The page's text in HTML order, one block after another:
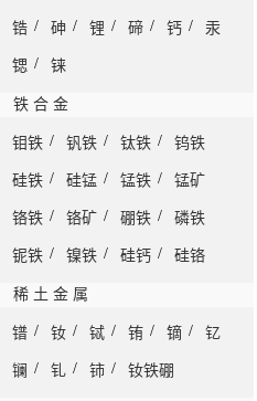
锆 / 砷 / 锂 / 碲 / 钙 / 汞
锶 / 铼
铁 合 金
钼铁 / 钒铁 / 钛铁 / 钨铁
硅铁 / 硅锰 / 锰铁 / 锰矿
铬铁 / 铬矿 / 硼铁 / 磷铁
铌铁 / 镍铁 / 硅钙 / 硅铬
稀 土 金 属
镨 / 钕 / 铽 / 铕 / 镝 / 钇
镧 / 钆 / 铈 / 钕铁硼